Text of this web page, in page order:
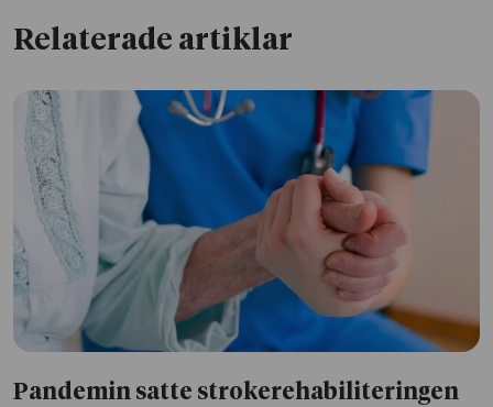
Relaterade artiklar
Pandemin satte strokerehabiliteringen